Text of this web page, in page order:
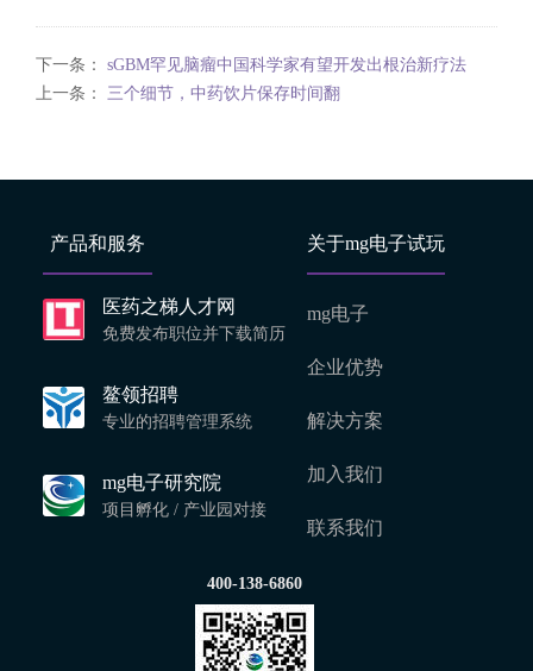
下一条： sGBM罕见脑瘤中国科学家有望开发出根治新疗法
上一条： 三个细节，中药饮片保存时间翻
产品和服务
医药之梯人才网
免费发布职位并下载简历
鳌领招聘
专业的招聘管理系统
mg电子研究院
项目孵化 / 产业园对接
关于mg电子试玩
mg电子
企业优势
解决方案
加入我们
联系我们
400-138-6860